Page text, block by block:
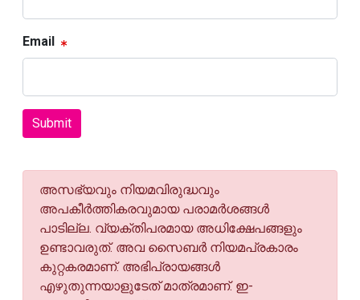
Email
Submit
അസഭ്യവും നിയമവിരുദ്ധവും
അപകീര്‍ത്തികരവുമായ പരാമര്‍ശങ്ങള്‍
പാടില്ല. വ്യക്തിപരമായ അധിക്ഷേപങ്ങളും
ഉണ്ടാവരുത്. അവ സൈബര്‍ നിയമപ്രകാരം
കുറ്റകരമാണ്. അഭിപ്രായങ്ങള്‍
എഴുതുന്നയാളുടേത് മാത്രമാണ്. ഇ-